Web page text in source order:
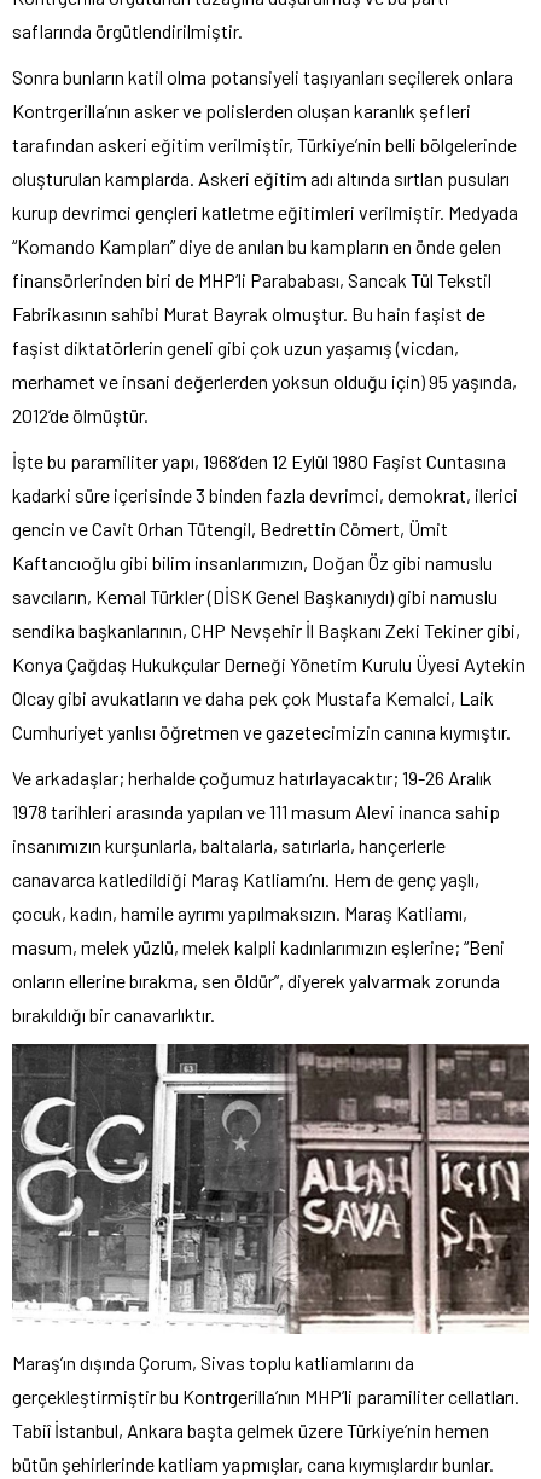
saflarında örgütlendirilmiştir.
Sonra bunların katil olma potansiyeli taşıyanları seçilerek onlara
Kontrgerilla’nın asker ve polislerden oluşan karanlık şefleri
tarafından askeri eğitim verilmiştir, Türkiye’nin belli bölgelerinde
oluşturulan kamplarda. Askeri eğitim adı altında sırtlan pusuları
kurup devrimci gençleri katletme eğitimleri verilmiştir. Medyada
“Komando Kampları” diye de anılan bu kampların en önde gelen
finansörlerinden biri de MHP’li Parababası, Sancak Tül Tekstil
Fabrikasının sahibi Murat Bayrak olmuştur. Bu hain faşist de
faşist diktatörlerin geneli gibi çok uzun yaşamış (vicdan,
merhamet ve insani değerlerden yoksun olduğu için) 95 yaşında,
2012’de ölmüştür.
İşte bu paramiliter yapı, 1968’den 12 Eylül 1980 Faşist Cuntasına
kadarki süre içerisinde 3 binden fazla devrimci, demokrat, ilerici
gencin ve Cavit Orhan Tütengil, Bedrettin Cömert, Ümit
Kaftancıoğlu gibi bilim insanlarımızın, Doğan Öz gibi namuslu
savcıların, Kemal Türkler (DİSK Genel Başkanıydı) gibi namuslu
sendika başkanlarının, CHP Nevşehir İl Başkanı Zeki Tekiner gibi,
Konya Çağdaş Hukukçular Derneği Yönetim Kurulu Üyesi Aytekin
Olcay gibi avukatların ve daha pek çok Mustafa Kemalci, Laik
Cumhuriyet yanlısı öğretmen ve gazetecimizin canına kıymıştır.
Ve arkadaşlar; herhalde çoğumuz hatırlayacaktır; 19-26 Aralık
1978 tarihleri arasında yapılan ve 111 masum Alevi inanca sahip
insanımızın kurşunlarla, baltalarla, satırlarla, hançerlerle
canavarca katledildiği Maraş Katliamı’nı. Hem de genç yaşlı,
çocuk, kadın, hamile ayrımı yapılmaksızın. Maraş Katliamı,
masum, melek yüzlü, melek kalpli kadınlarımızın eşlerine; “Beni
onların ellerine bırakma, sen öldür”, diyerek yalvarmak zorunda
bırakıldığı bir canavarlıktır.
Maraş’ın dışında Çorum, Sivas toplu katliamlarını da
gerçekleştirmiştir bu Kontrgerilla’nın MHP’li paramiliter cellatları.
Tabiî İstanbul, Ankara başta gelmek üzere Türkiye’nin hemen
bütün şehirlerinde katliam yapmışlar, cana kıymışlardır bunlar.